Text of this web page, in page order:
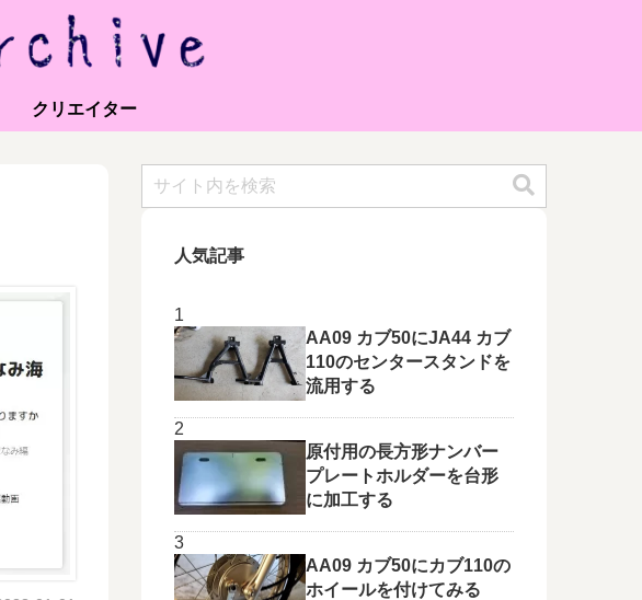
クリエイター
人気記事
AA09 カブ50にJA44 カブ
110のセンタースタンドを
流用する
原付用の長方形ナンバー
プレートホルダーを台形
に加工する
AA09 カブ50にカブ110の
ホイールを付けてみる